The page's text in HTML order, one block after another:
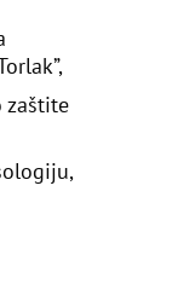
zaštite